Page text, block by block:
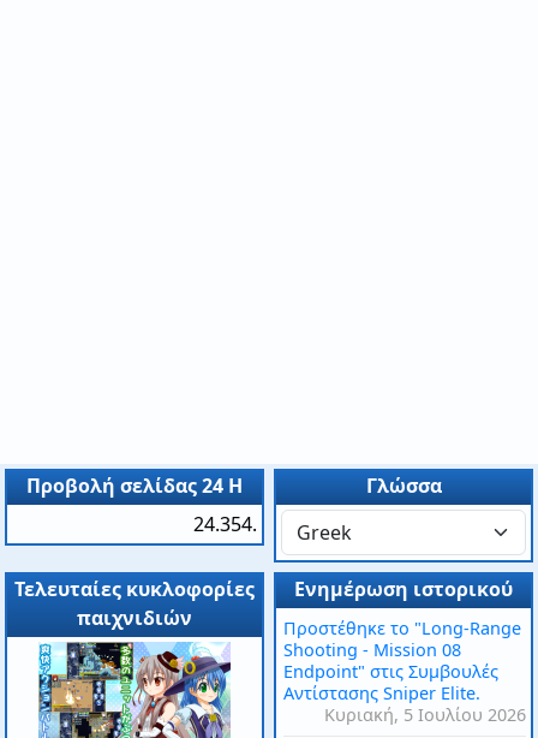
Προβολή σελίδας 24 H
24.354.
Γλώσσα
Τελευταίες κυκλοφορίες
παιχνιδιών
Ενημέρωση ιστορικού
Προστέθηκε το "Long-Range
Shooting - Mission 08
Endpoint" στις Συμβουλές
Αντίστασης Sniper Elite.
Κυριακή, 5 Ιουλίου 2026